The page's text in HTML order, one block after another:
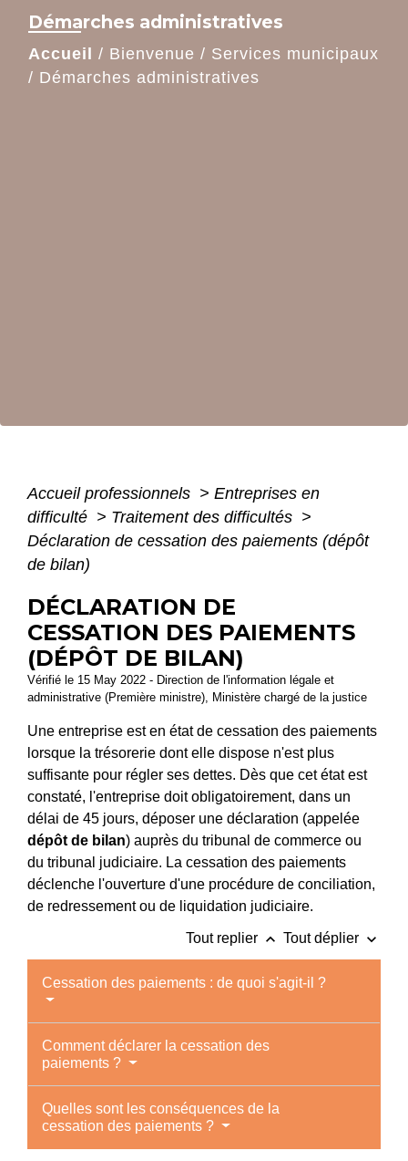
Démarches administratives
Accueil / Bienvenue / Services municipaux
/ Démarches administratives
Accueil professionnels > Entreprises en
difficulté > Traitement des difficultés >
Déclaration de cessation des paiements (dépôt
de bilan)
DÉCLARATION DE
CESSATION DES PAIEMENTS
(DÉPÔT DE BILAN)
Vérifié le 15 May 2022 - Direction de l'information légale et
administrative (Première ministre), Ministère chargé de la justice
Une entreprise est en état de cessation des paiements
lorsque la trésorerie dont elle dispose n'est plus
suffisante pour régler ses dettes. Dès que cet état est
constaté, l'entreprise doit obligatoirement, dans un
délai de 45 jours, déposer une déclaration (appelée
dépôt de bilan) auprès du tribunal de commerce ou
du tribunal judiciaire. La cessation des paiements
déclenche l'ouverture d'une procédure de conciliation,
de redressement ou de liquidation judiciaire.
Tout replier keyboard_arrow_up Tout déplier keyboard_arrow_down
Cessation des paiements : de quoi s'agit-il ?
Comment déclarer la cessation des
paiements ?
Quelles sont les conséquences de la
cessation des paiements ?